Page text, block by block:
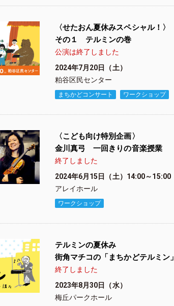
〈せたおん夏休みスペシャル！〉
その１ テルミンの巻
公演は終了しました
2024年7月20日（土）
粕谷区民センター
まちかどコンサート ワークショップ
〈こども向け特別企画〉
金川真弓 一回きりの音楽授業
終了しました
2024年6月15日（土）14:00～15:00
アレイホール
ワークショップ
テルミンの夏休み
街角マチコの「まちかどテルミン」
終了しました
2023年8月30日（水）
梅丘パークホール